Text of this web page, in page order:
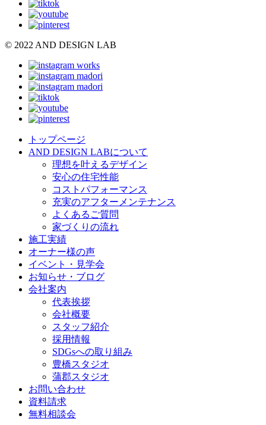
© 2022 AND DESIGN LAB
トップページ
AND DESIGN LABについて
理想を叶えるデザイン
安心の住宅性能
コストパフォーマンス
充実のアフターメンテナンス
よくあるご質問
家づくりの流れ
施工実績
オーナー様の声
イベント・見学会
お知らせ・ブログ
会社案内
代表挨拶
会社概要
スタッフ紹介
採用情報
SDGsへの取り組み
豊橋スタジオ
蒲郡スタジオ
お問い合わせ
資料請求
無料相談会